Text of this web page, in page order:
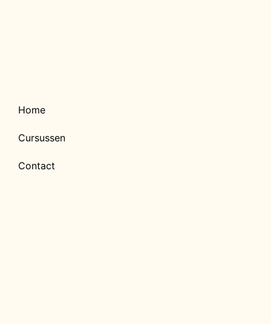
Home
Cursussen
Contact